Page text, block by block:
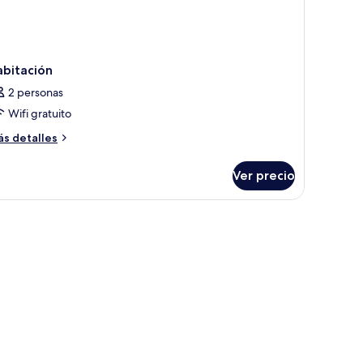
2 personas
Wifi gratuito
detalles
Ver precio